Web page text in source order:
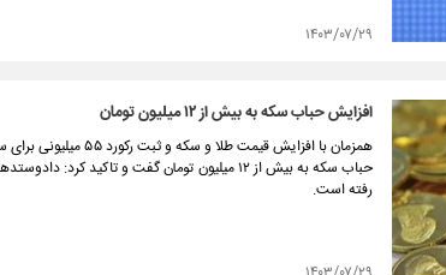
۱۴۰۳/۰۷/۲۹
افزایش حباب سکه به بیش از ۱۲ میلیون تومان
همزمان با افزایش قیمت
حباب سکه به بیش از ۱۲ میلیون تومان گفت و
رفته است.